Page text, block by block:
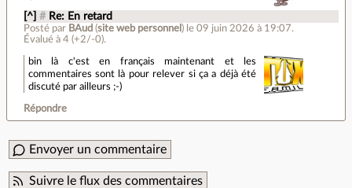
[^] # Re: En retard
Posté par BAud (site web personnel ) le 09 juin 2026 à 19:07.
Évalué à 4 (+2/-0).
bin là c'est en français maintenant et les
commentaires sont là pour relever si ça a déjà été
discuté par ailleurs ;-)
Répondre
Envoyer un commentaire
Suivre le flux des commentaires